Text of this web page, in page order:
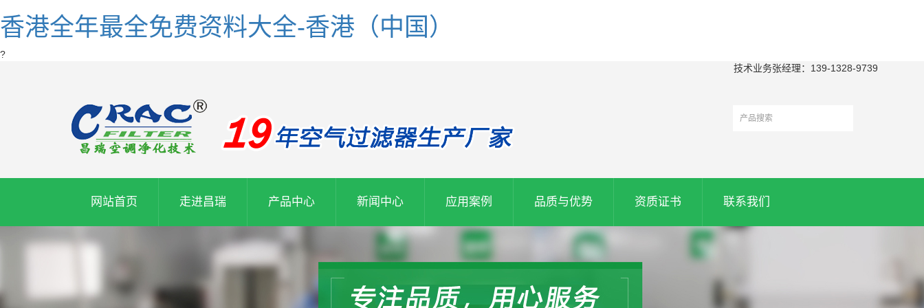
香港全年最全免费资料大全-香港（中国）
?
技术业务张经理：139-1328-9739
网站首页 走进昌瑞 产品中心 新闻中心 应用案例 品质与优势 资质证书 联系我们